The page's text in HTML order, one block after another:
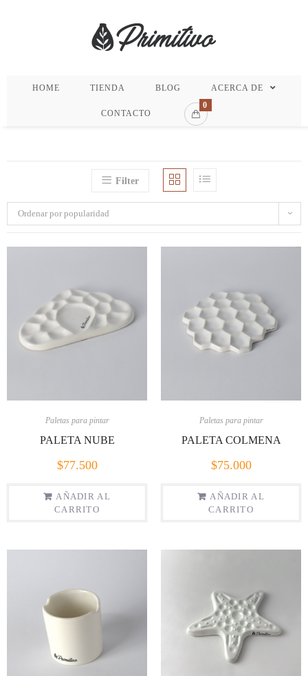
HOME TIENDA BLOG ACERCA DE
CONTACTO
0
Filter
Ordenar por popularidad
Paletas para pintar
PALETA NUBE
$77.500
AÑADIR AL
CARRITO
Paletas para pintar
PALETA COLMENA
$75.000
AÑADIR AL
CARRITO